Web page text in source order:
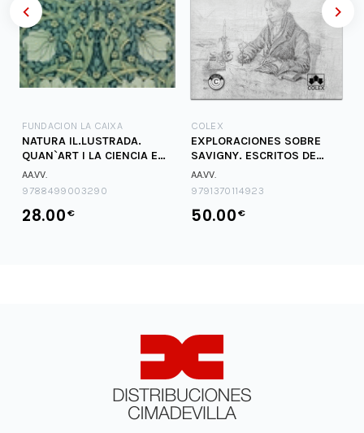
FUNDACION LA CAIXA
NATURA IL.LUSTRADA.
QUAN`ART I LA CIENCIA ES
TROBEN
AA.VV.
9788499003290
28.00€
COLEX
EXPLORACIONES SOBRE
SAVIGNY. ESCRITOS DE
JOACHIM RUCKERT
AA.VV.
9791370114923
50.00€